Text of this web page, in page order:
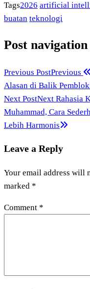
Tags2026 artificial
buatan teknologi
Post navigation
Previous PostPrevious
Alasan di Balik
Next PostNext Rahasia
Muhammad, Cara
Lebih Harmonis
Leave a Reply
Your email address will
marked *
Comment *